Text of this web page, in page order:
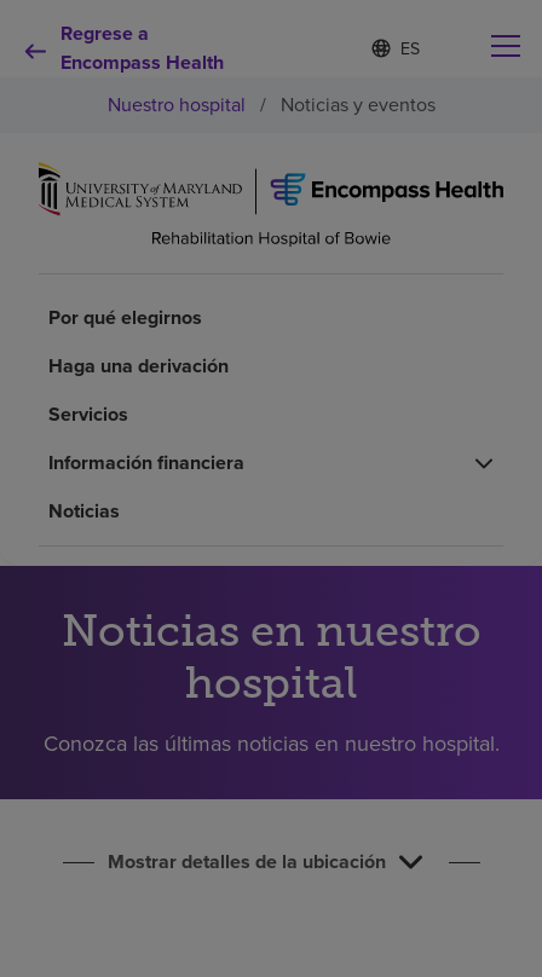
Regrese a
Encompass Health
Lista
de
contraída
d
o
e
e
Por qué debe elegirnos
Recursos de salud
Inversores
Pagar mi factura
Nuestro hospital / Noticias y eventos
Por qué elegirnos
Haga una derivación
Servicios
Información financiera
Noticias
Noticias en nuestro
hospital
Conozca las últimas noticias en nuestro hospital.
Mostrar detalles de la ubicación